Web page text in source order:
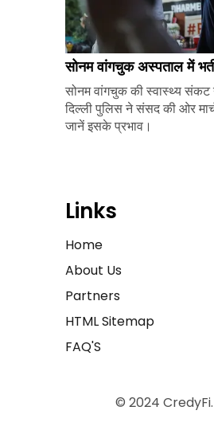
सोनम वांगचुक अस्पताल में
सोनम वांगचुक की स्वास्थ्य संकट
दिल्ली पुलिस ने संसद की ओर
जानें इसके प्रभाव।
Links
Home
About Us
Partners
HTML Sitemap
FAQ'S
© 2024